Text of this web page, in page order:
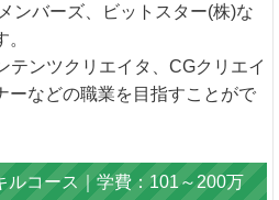
ンバーズ、ビットスター(株)な
テンツクリエイタ、CGクリエイ
ーなどの職業を目指すことがで
ルコース｜学費：101～200万